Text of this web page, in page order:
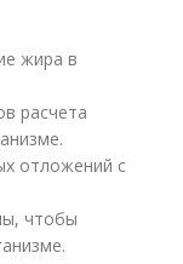
жира в
расчета
отложений с
чтобы